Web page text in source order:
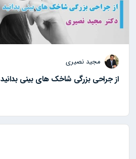
مجید نصیری
از جراحی بزرگی شاخک های بینی بدانید